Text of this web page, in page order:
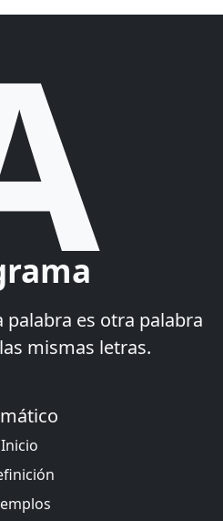
palabra es otra palabra
mismas letras.
Inicio